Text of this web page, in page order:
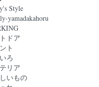
Style
yamadakahoru
ドア
ト
ろ
リア
いもの